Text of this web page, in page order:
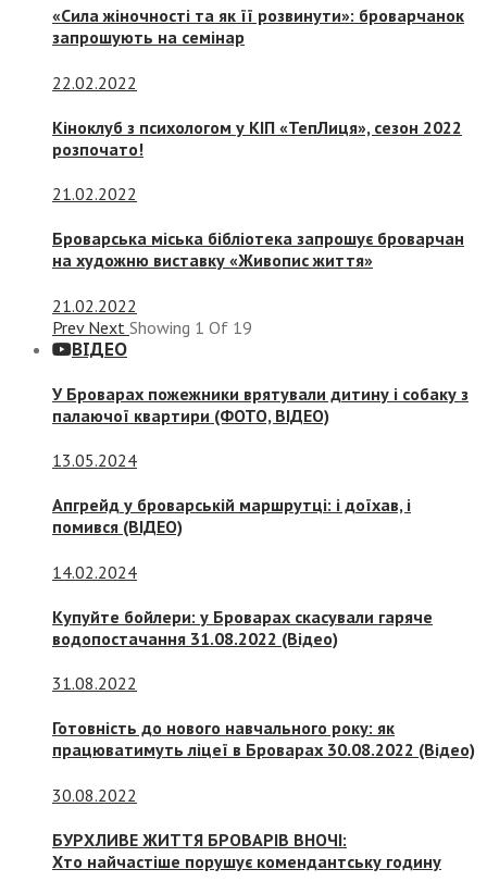
«Сила жіночності та як її розвинути»: броварчанок
запрошують на семінар
22.02.2022
Кіноклуб з психологом у КІП «ТепЛиця», сезон 2022
розпочато!
21.02.2022
Броварська міська бібліотека запрошує броварчан
на художню виставку «Живопис життя»
21.02.2022
Prev Next Showing 1 Of 19
ВІДЕО
У Броварах пожежники врятували дитину і собаку з
палаючої квартири (ФОТО, ВІДЕО)
13.05.2024
Апгрейд у броварській маршрутці: і доїхав, і
помився (ВІДЕО)
14.02.2024
Купуйте бойлери: у Броварах скасували гаряче
водопостачання 31.08.2022 (Відео)
31.08.2022
Готовність до нового навчального року: як
працюватимуть ліцеї в Броварах 30.08.2022 (Відео)
30.08.2022
БУРХЛИВЕ ЖИТТЯ БРОВАРІВ ВНОЧІ:
Хто найчастіше порушує комендантську годину